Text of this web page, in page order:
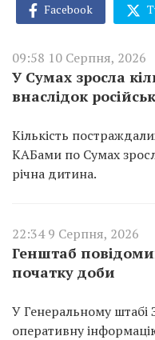
Facebook
09:58 10 Серпня, 2026
У Сумах зросла
внаслідок
Кількість
КАБами по Сумах
річна дитина.
22:34 9 Серпня, 2026
Генштаб
початку доби
У Генеральному
оперативну